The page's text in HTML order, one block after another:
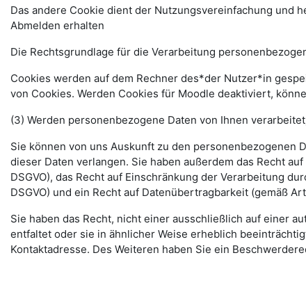
Das andere Cookie dient der Nutzungsvereinfachung und
Abmelden erhalten
Die Rechtsgrundlage für die Verarbeitung
Cookies werden auf dem Rechner des*der Nutzer*in
von Cookies. Werden Cookies für Moodle deaktiviert,
(3) Werden personenbezogene Daten von Ihnen
Sie können von uns Auskunft zu den personenbezogenen
dieser Daten verlangen. Sie haben außerdem das Recht
DSGVO), das Recht auf Einschränkung der Verarbeitung
DSGVO) und ein Recht auf Datenübertragbarkeit (gemäß
Sie haben das Recht, nicht einer ausschließlich auf einer
entfaltet oder sie in ähnlicher Weise erheblich
Kontaktadresse. Des Weiteren haben Sie ein